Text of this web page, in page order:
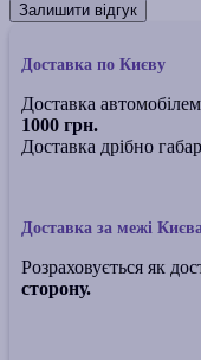
Залишити відгук
Доставка по Києву
Доставка
1000 грн.
Доставка дрібно
Доставка за межі
Розраховується як
сторону.